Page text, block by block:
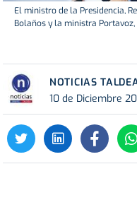
El ministro de la Presidencia,
Bolaños y la ministra
NOTICIAS
10 de Diciembre